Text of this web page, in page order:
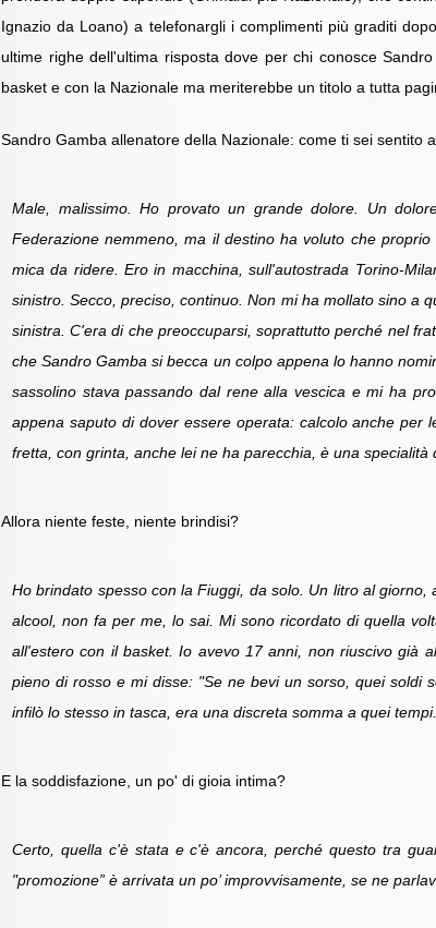
Ignazio da Loano) a telefonargli i complimenti più graditi
ultime righe dell'ultima risposta dove per chi conosce
basket e con la Nazionale ma meriterebbe un titolo a tutta
Sandro Gamba allenatore della Nazionale: come ti sei sentito
Male, malissimo. Ho provato un grande dolore. Un
Federazione nemmeno, ma il destino ha voluto che
mica da ridere. Ero in macchina, sull'autostrada Torino-
sinistro. Secco, preciso, continuo. Non mi ha mollato sino a
sinistra. C'era di che preoccuparsi, soprattutto perché nel
che Sandro Gamba si becca un colpo appena lo hanno
sassolino stava passando dal rene alla vescica e mi ha
appena saputo di dover essere operata: calcolo anche
fretta, con grinta, anche lei ne ha parecchia, è una specialità
Allora niente feste, niente brindisi?
Ho brindato spesso con la Fiuggi, da solo. Un litro al
alcool, non fa per me, lo sai. Mi sono ricordato di quella
all'estero con il basket. Io avevo 17 anni, non riuscivo già
pieno di rosso e mi disse: "Se ne bevi un sorso, quei
infilò lo stesso in tasca, era una discreta somma a quei
E la soddisfazione, un po' di gioia intima?
Certo, quella c'è stata e c'è ancora, perché questo tra
"promozione” è arrivata un po’ improvvisamente, se ne